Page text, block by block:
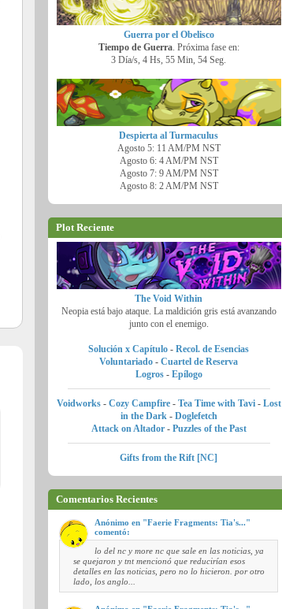
Guerra por el Obelisco
Tiempo de Guerra. Próxima fase en:
3 Día/s, 4 Hs, 55 Min, 53 Seg.
Despierta al Turmaculus
Agosto 5: 11 AM/PM NST
Agosto 6: 4 AM/PM NST
Agosto 7: 9 AM/PM NST
Agosto 8: 2 AM/PM NST
Plot Reciente
The Void Within
Neopia está bajo ataque. La maldición gris está avanzando
junto con el enemigo.
Solución x Capítulo -Recol. de Esencias
Voluntariado -Cuartel de Reserva
Logros- Epílogo
Voidworks- Cozy Campfire - Tea Time with Tavi- Lost
in the Dark - Doglefetch
Attack on Altador- Puzzles of the Past
Gifts from the Rift [NC]
Comentarios Recientes
Anónimo en "Faerie Fragments: Tia's..."
comentó:
lo del nc y more nc que sale en las noticias, ya
se quejaron y tnt mencionó que reducirían esos
detalles en las noticias, pero no lo hicieron. por otro
lado, los anglo...